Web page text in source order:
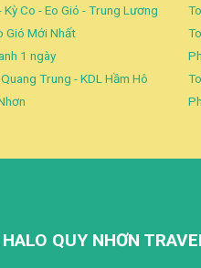
Kỳ Co - Eo Gió - Trung Lương
Gió Mới Nhất
1 ngày
Trung - KDL Hầm Hô
QUY NHƠN